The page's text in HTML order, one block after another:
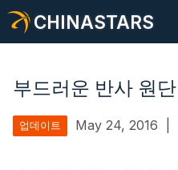
CHINASTARS
반사재/테이프
부드러운 반사 원단
업데이트 May 24, 2016